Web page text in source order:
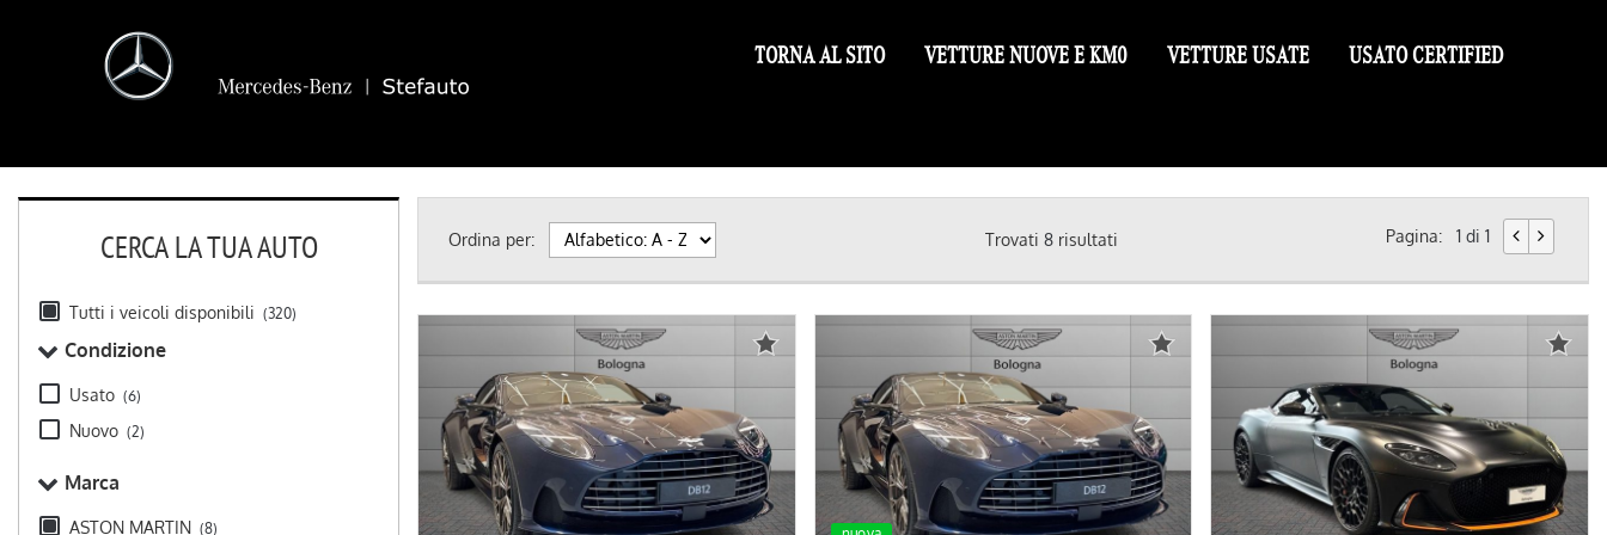
TORNA AL SITO VETTURE NUOVE E KM0 VETTURE USATE USATO CERTIFIED
CERCA LA TUA AUTO
Tutti i veicoli disponibili (320)
Condizione
Usato (6)
Nuovo (2)
Marca
ASTON MARTIN (8)
Ordina per: Trovati 8risultati Pagina: 1 di 1